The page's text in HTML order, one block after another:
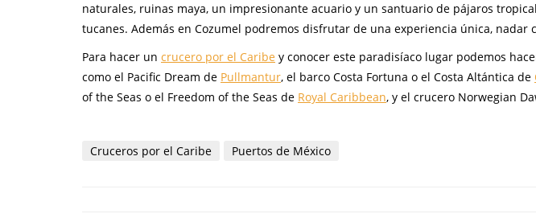
naturales, ruinas maya, un impresionante acuario y un santuario de pájaros
tucanes. Además en Cozumel podremos disfrutar de una experiencia única, nadar
Para hacer un crucero por el Caribe y conocer este paradisíaco lugar podemos
como el Pacific Dream de Pullmantur, el barco Costa Fortuna o el Costa Altántica de
of the Seas o el Freedom of the Seas de Royal Caribbean, y el crucero Norwegian
Cruceros por el Caribe Puertos de México